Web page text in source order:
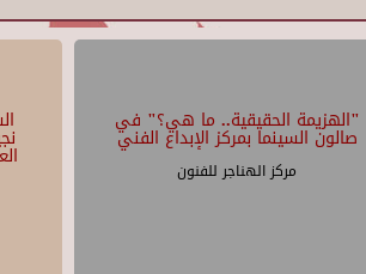
"الهزيمة الحقيقية.. ما هي؟" في
صالون السينما بمركز الإبداع الفني
مركز الهناجر للفنون